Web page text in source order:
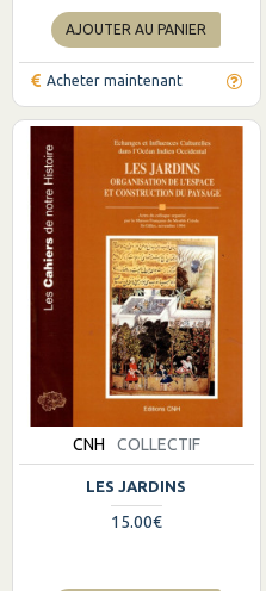
AJOUTER AU PANIER
Acheter maintenant
CNH COLLECTIF
LES JARDINS
15.00€